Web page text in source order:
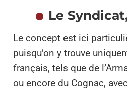
Le
Le concept est ici
puisqu’on y trouve
français, tels que de
ou encore du Cognac,